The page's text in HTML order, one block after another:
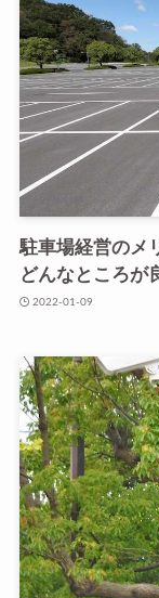
駐車場経営のメ
どんなところが
2022-01-09